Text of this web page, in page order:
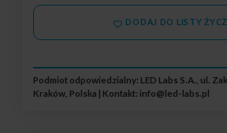
DODAJ DO LISTY
Podmiot odpowiedzialny: LED Labs S.A., ul.
Kraków, Polska | Kontakt: info@led-labs.pl